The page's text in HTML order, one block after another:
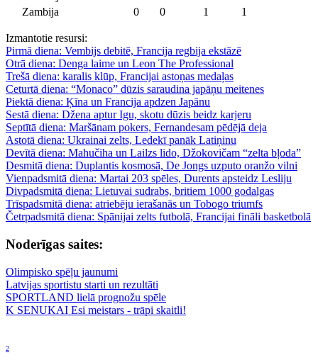
Zambija
0 0 1 1
Izmantotie resursi:
Pirmā diena: Vembijs debitē, Francija regbija ekstāzē
Otrā diena: Denga laime un Leon The Professional
Trešā diena: karalis klūp, Francijai astoņas medaļas
Ceturtā diena: “Monaco” dūzis saraudina japāņu meitenes
Piektā diena: Ķīna un Francija apdzen Japānu
Sestā diena: Džena aptur Igu, skotu dūzis beidz karjeru
Septītā diena: Maršānam pokers, Fernandesam pēdējā deja
Astotā diena: Ukrainai zelts, Ledekī panāk Latiņinu
Devītā diena: Mahučiha un Lailzs lido, Džokovičam “zelta bļoda”
Desmitā diena: Duplantis kosmosā, De Jongs uzputo oranžo vilni
Vienpadsmitā diena: Martai 203 spēles, Durents apsteidz Lesliju
Divpadsmitā diena: Lietuvai sudrabs, britiem 1000 godalgas
Trīspadsmitā diena: atriebēju ierašanās un Tobogo triumfs
Četrpadsmitā diena: Spānijai zelts futbolā, Francijai fināli basketbolā
Noderīgas saites:
Olimpisko spēļu jaunumi
Latvijas sportistu starti un rezultāti
SPORTLAND lielā prognožu spēle
K SENUKAI Esi meistars - trāpi skaitli!
2